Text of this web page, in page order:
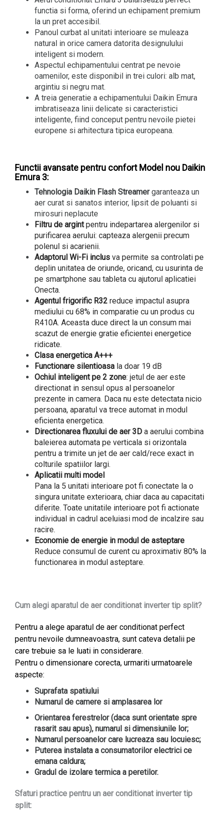
functia si forma, oferind un echipament premium
la un pret accesibil.
Panoul curbat al unitati interioare se muleaza
natural in orice camera datorita designulului
inteligent si modern.
Aspectul echipamentului centrat pe nevoie
oamenilor, este disponibil in trei culori: alb mat,
argintiu si negru mat.
A treia generatie a echipamentului Daikin Emura
imbratiseaza linii delicate si caracteristici
inteligente, fiind conceput pentru nevoile pietei
europene si arhitectura tipica europeana.
Functii avansate pentru confort Model nou Daikin
Emura 3:
Tehnologia Daikin Flash Streamergaranteaza un
aer curat si sanatos interior, lipsit de poluanti si
mirosuri neplacute
Filtru de argintpentru indepartarea alergenilor si
purificarea aerului: capteaza alergenii precum
polenul si acarienii.
Adaptorul Wi-Fi inclus va permite sa controlati pe
deplin unitatea de oriunde, oricand, cu usurinta de
pe smartphone sau tableta cu ajutorul aplicatiei
Onecta.
Agentul frigorific R32 reduce impactul asupra
mediului cu 68% in comparatie cu un produs cu
R410A. Aceasta duce direct la un consum mai
scazut de energie gratie eficientei energetice
ridicate.
Clasa energetica A+++
Functionare silentioasa la doar 19 dB
Ochiul inteligent pe 2 zone: jetul de aer este
directionat in sensul opus al persoanelor
prezente in camera. Daca nu este detectata nicio
persoana, aparatul va trece automat in modul
eficienta energetica.
Directionarea fluxului de aer 3D a aerului combina
baleierea automata pe verticala si orizontala
pentru a trimite un jet de aer cald/rece exact in
colturile spatiilor largi.
Aplicatii multi model
Pana la 5 unitati interioare pot fi conectate la o
singura unitate exterioara, chiar daca au capacitati
diferite. Toate unitatile interioare pot fi actionate
individual in cadrul aceluiasi mod de incalzire sau
racire.
Economie de energie in modul de asteptare
Reduce consumul de curent cu aproximativ 80% la
functionarea in modul asteptare.
Cum alegi aparatul de aer conditionat inverter tip split?
Pentru a alege aparatul de aer conditionat perfect
pentru nevoile dumneavoastra, sunt cateva detalii pe
care trebuie sa le luati in considerare.
Pentru o dimensionare corecta, urmariti urmatoarele
aspecte:
Suprafata spatiului
Numarul de camere si amplasarea lor
Orientarea ferestrelor (daca sunt orientate spre
rasarit sau apus), numarul si dimensiunile lor;
Numarul persoanelor care lucreaza sau locuiesc;
Puterea instalata a consumatorilor electrici ce
emana caldura;
Gradul de izolare termica a peretilor.
Sfaturi practice pentru un aer conditionat inverter tip
split: